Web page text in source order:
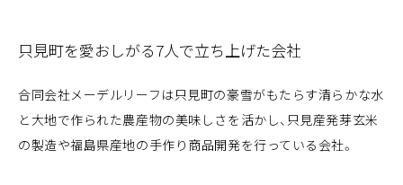
只見町を愛おしがる7人で立ち上げた会社
合同会社メーデルリーフは只見町の豪雪がもたらす清らかな水
と大地で作られた農産物の美味しさを活かし、只見産発芽玄米
の製造や福島県産地の手作り商品開発を行っている会社。